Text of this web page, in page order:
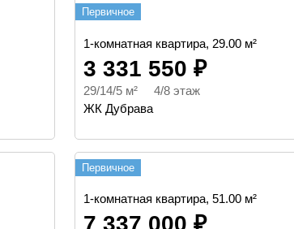
Первичное
1-комнатная квартира, 29.00 м²
3 331 550 ₽
29/14/5 м² 4/8 этаж
ЖК Дубрава
Первичное
1-комнатная квартира, 51.00 м²
7 337 000 ₽